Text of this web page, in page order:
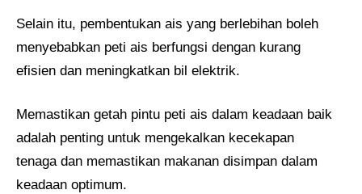
Selain itu, pembentukan ais yang berlebihan boleh
menyebabkan peti ais berfungsi dengan kurang
efisien dan meningkatkan bil elektrik.
Memastikan getah pintu peti ais dalam keadaan baik
adalah penting untuk mengekalkan kecekapan
tenaga dan memastikan makanan disimpan dalam
keadaan optimum.